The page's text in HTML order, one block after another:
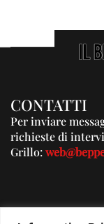
CONTATTI
Per inviare
richieste di
Grillo: